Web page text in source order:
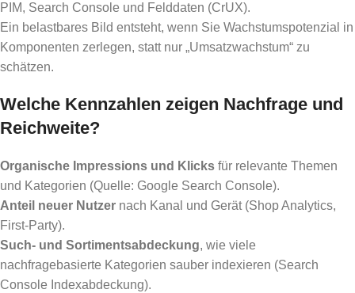
PIM, Search Console und Felddaten (CrUX).
Ein belastbares Bild entsteht, wenn Sie Wachstumspotenzial in
Komponenten zerlegen, statt nur „Umsatzwachstum“ zu
schätzen.
Welche Kennzahlen zeigen Nachfrage und
Reichweite?
Organische Impressions und Klicks für relevante Themen
und Kategorien (Quelle: Google Search Console).
Anteil neuer Nutzer nach Kanal und Gerät (Shop Analytics,
First-Party).
Such- und Sortimentsabdeckung, wie viele
nachfragebasierte Kategorien sauber indexieren (Search
Console Indexabdeckung).